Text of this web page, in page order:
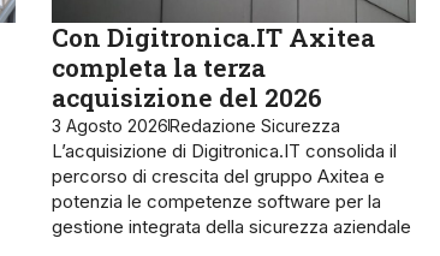
Con Digitronica.IT Axitea
completa la terza
acquisizione del 2026
3 Agosto 2026Redazione Sicurezza
L’acquisizione di Digitronica.IT consolida il
percorso di crescita del gruppo Axitea e
potenzia le competenze software per la
gestione integrata della sicurezza aziendale